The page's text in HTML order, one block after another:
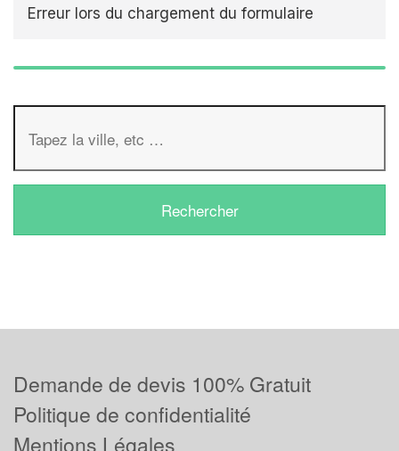
Erreur lors du chargement du formulaire
Demande de devis 100% Gratuit
Politique de confidentialité
Mentions Légales